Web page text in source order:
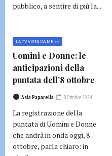
pubblico, a sentire di più la...
LA TV VISTA DA ME >>
Uomini e Donne: le
anticipazioni della
puntata dell’8 ottobre
Asia Paparella 8 Ottobre 2024
La registrazione della
puntata di Uomini e Donne
che andrà in onda oggi, 8
ottobre, parla chiaro: in